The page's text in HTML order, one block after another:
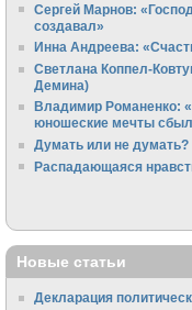
Сергей Марнов:
создавал»
Инна Андреева:
Светлана Коппел-
Демина)
Владимир Романенко:
юношеские мечты
Думать или не думать?
Распадающаяся
Новые статьи
Декларация